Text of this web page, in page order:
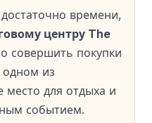
1 час
выступления,
впечатляющие
времени,
центру The
совершить покупки
одном из
место для отдыха и
событием.